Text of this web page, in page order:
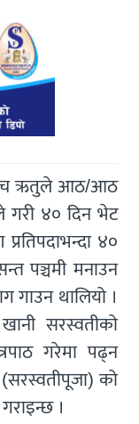
ऋतुले आठ/आठ
गरी ४० दिन भेट
४०
पञ्चमी मनाउन
गाउन थालियो ।
सरस्वतीको
गरेमा पढ्न
को
।